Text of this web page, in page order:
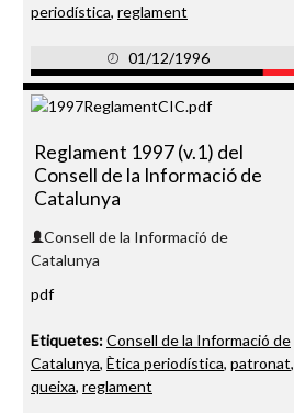
periodística, reglament
01/12/1996
Reglament 1997 (v.1) del
Consell de la Informació de
Catalunya
Consell de la Informació de
Catalunya
pdf
Etiquetes:Consell de la Informació de
Catalunya, Ètica periodística, patronat,
queixa, reglament